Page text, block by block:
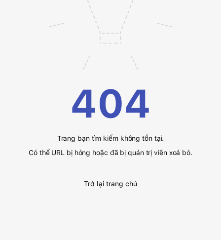
404
Trang bạn tìm kiếm không tồn tại.
Có thể URL bị hỏng hoặc đã bị quản trị viên xoá bỏ.
Trở lại trang chủ